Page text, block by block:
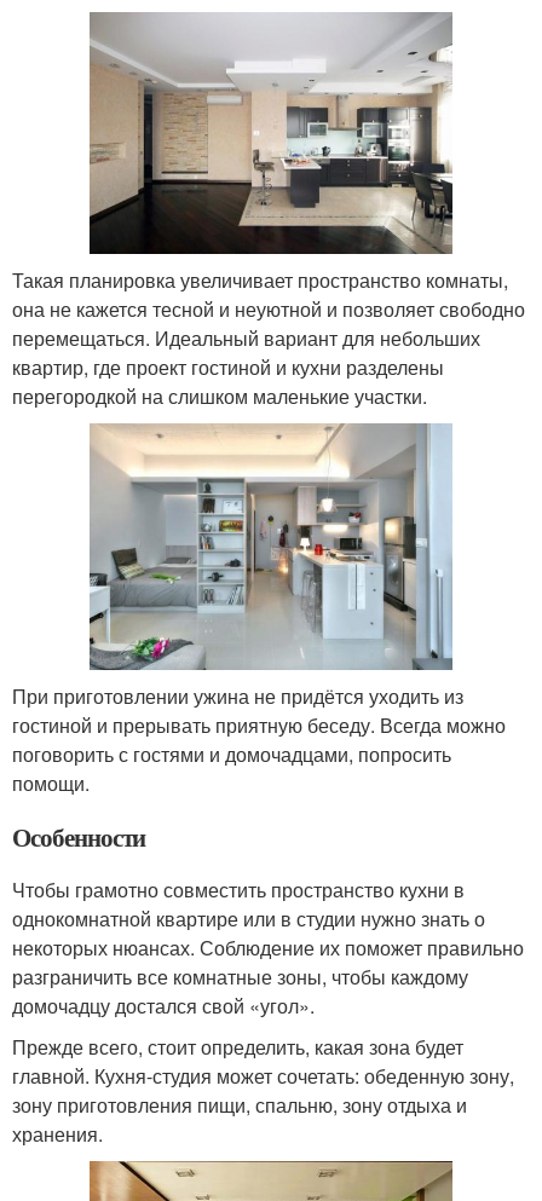
Такая планировка увеличивает пространство комнаты,
она не кажется тесной и неуютной и позволяет свободно
перемещаться. Идеальный вариант для небольших
квартир, где проект гостиной и кухни разделены
перегородкой на слишком маленькие участки.
При приготовлении ужина не придётся уходить из
гостиной и прерывать приятную беседу. Всегда можно
поговорить с гостями и домочадцами, попросить
помощи.
Особенности
Чтобы грамотно совместить пространство кухни в
однокомнатной квартире или в студии нужно знать о
некоторых нюансах. Соблюдение их поможет правильно
разграничить все комнатные зоны, чтобы каждому
домочадцу достался свой «угол».
Прежде всего, стоит определить, какая зона будет
главной. Кухня-студия может сочетать: обеденную зону,
зону приготовления пищи, спальню, зону отдыха и
хранения.